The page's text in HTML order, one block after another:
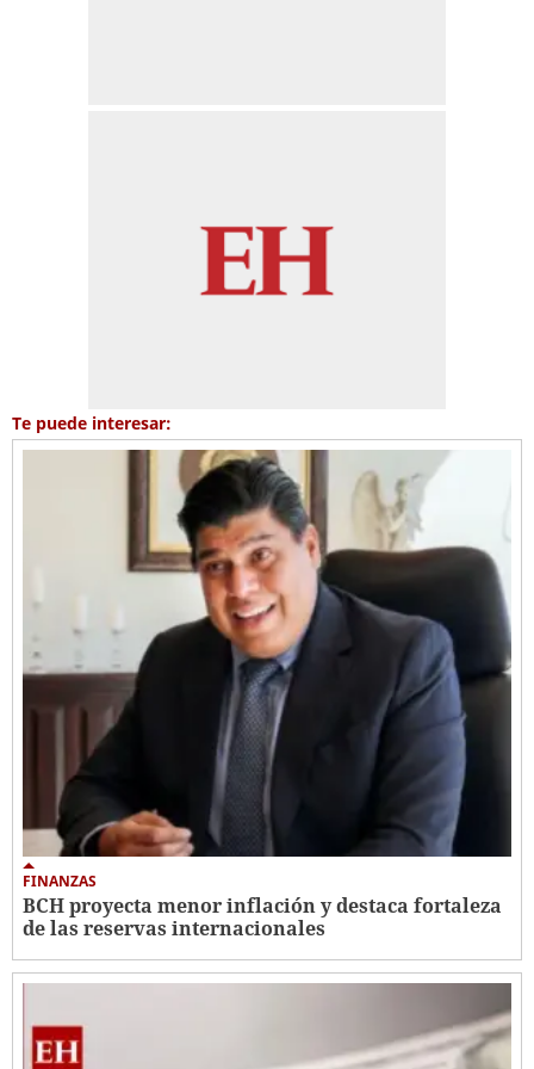
Te puede interesar:
FINANZAS
BCH proyecta menor inflación y destaca fortaleza
de las reservas internacionales